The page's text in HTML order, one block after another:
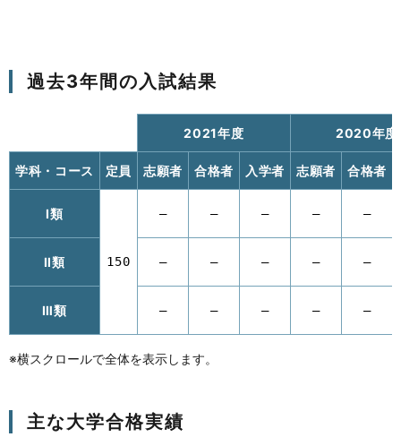
過去3年間の入試結果
2021年度 2020年度
学科・コース 定員 志願者 合格者 入学者 志願者 合格者
Ⅰ類
150
– – – – –
Ⅱ類 – – – – –
Ⅲ類 – – – – –
主な大学合格実績